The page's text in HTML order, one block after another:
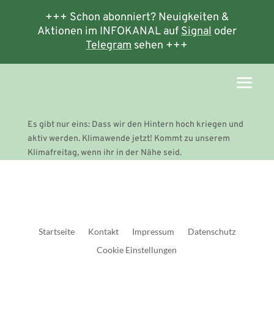
+++ Schon abonniert? Neuigkeiten &
Aktionen im INFOKANAL aufSignaloder
Telegramsehen +++
Es gibt nur eins: Dass wir den Hintern hoch kriegen und
aktiv werden. Klimawende jetzt! Kommt zu unserem
Klimafreitag, wenn ihr in der Nähe seid.
Startseite Kontakt Impressum
Datenschutz
Cookie Einstellungen